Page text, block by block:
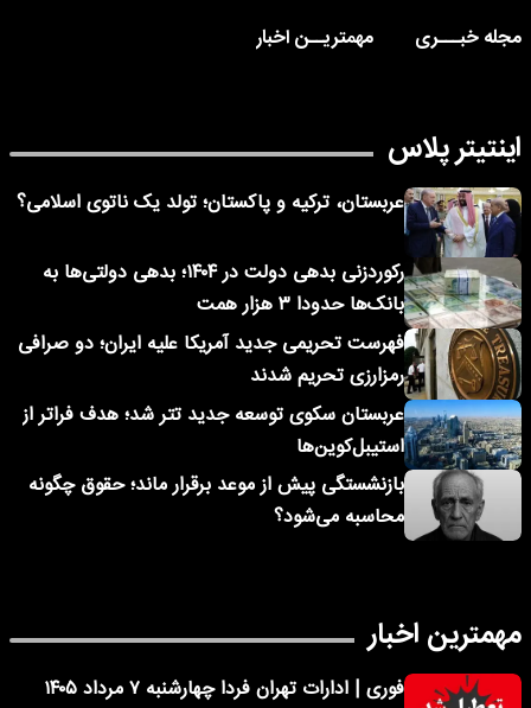
مجله خبـــری
مهمتریــن اخبار
اینتیتر پلاس
عربستان، ترکیه و پاکستان؛ تولد یک ناتوی اسلامی؟
رکوردزنی بدهی دولت در ۱۴۰۴؛ بدهی دولتی‌ها به
بانک‌ها حدودا ۳ هزار همت
فهرست تحریمی جدید آمریکا علیه ایران؛ دو صرافی
رمزارزی تحریم شدند
عربستان سکوی توسعه جدید تتر شد؛ هدف فراتر از
استیبل‌کوین‌ها
بازنشستگی پیش از موعد برقرار ماند؛ حقوق چگونه
محاسبه می‌شود؟
مهمترین اخبار
فوری | ادارات تهران فردا چهارشنبه ۷ مرداد ۱۴۰۵